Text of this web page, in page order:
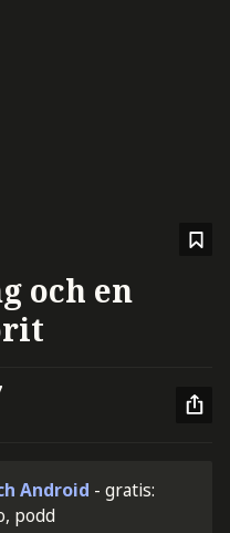
och en
Android - gratis:
podd